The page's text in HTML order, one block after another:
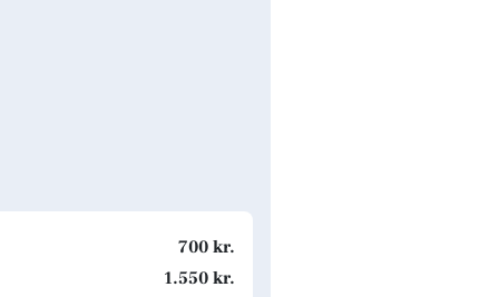
700 kr.
1.550 kr.